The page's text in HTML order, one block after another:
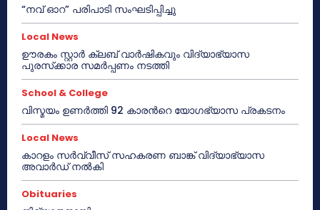
“നവ് ഓറ” പരിപാടി സംഘടിപ്പിച്ചു
Local News
ഊരകം സ്റ്റാർ ക്ലബ് വാർഷികവും വിദ്യാഭ്യാസ
പുരസ്‌ക്കാര സമർപ്പണം നടത്തി
School & College
വിസ്മയം ഉണർത്തി 92 കാരൻറെ യോഗഭ്യാസ പ്രകടനം
Local News
കാറളം സർവ്വീസ് സഹകരണ ബാങ്ക് വിദ്യാഭ്യാസ
അവാർഡ് നൽകി
Obituaries